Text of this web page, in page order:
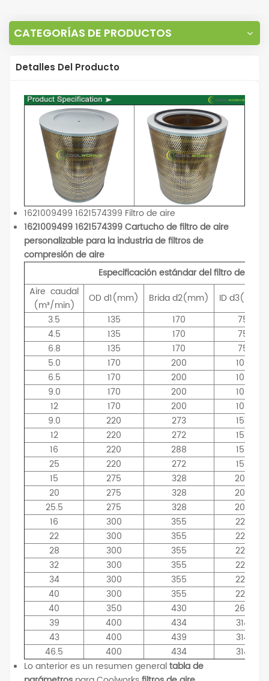
CATEGORÍAS DE PRODUCTOS
Detalles Del Producto
1621009499 1621574399 Filtro de aire
1621009499 1621574399 Cartucho de filtro de aire
personalizable para la industria de filtros de
compresión de aire
Especificación estándar del filtro de aire
Aire caudal
(m³/min)
ODd1(mm) Bridad2(mm) IDd3(mm)
3.5
135 170
75
4.5
135 170
75
6.8
135 170
75
5.0
170 200
109
6.5
170 200
109
9.0
170 200
109
12
170 200
109
9.0
220 273
157
12
220 272
157
16
220 288
157
25
220 272
157
15
275 328
209
20
275 328
209
25.5
275 328
209
16
300 355
220
22
300 355
220
28
300 355
220
32
300 355
220
34
300 355
220
40
300 355
220
40
350 430
265
39
400 434
314
43
400 439
314
46.5
400 434
314
Lo anterior es un resumen generaltabla de